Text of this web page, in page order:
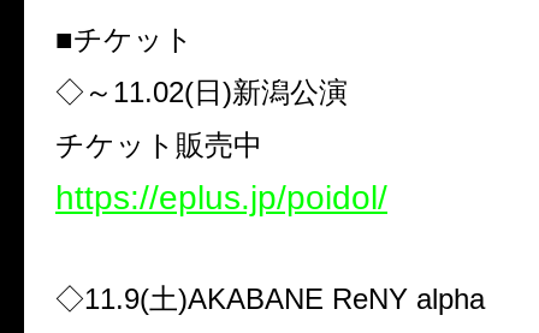
■チケット
◇～ 11.02(日)新潟公演
チケット販売中
https://eplus.jp/poidol/
◇11.9(土)AKABANE ReNY alpha